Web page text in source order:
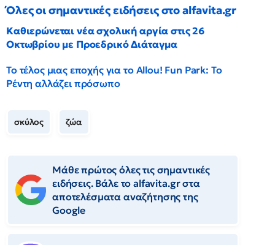
Όλες οι σημαντικές ειδήσεις στο alfavita.gr
Καθιερώνεται νέα σχολική αργία στις 26
Οκτωβρίου με Προεδρικό Διάταγμα
Το τέλος μιας εποχής για το Allou! Fun Park: Το
Ρέντη αλλάζει πρόσωπο
σκύλος ζώα
Μάθε πρώτος όλες τις σημαντικές
ειδήσεις. Βάλε το alfavita.gr στα
αποτελέσματα αναζήτησης της
Google